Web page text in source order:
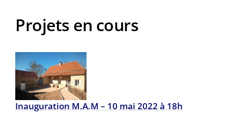
Projets en cours
Inauguration M.A.M – 10 mai 2022 à 18h